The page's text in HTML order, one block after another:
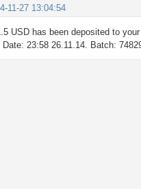
11-27 13:04:54
USD has been deposited to
23:58 26.11.14. Batch: